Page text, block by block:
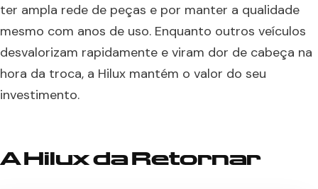
ter ampla rede de peças e por manter a qualidade
mesmo com anos de uso. Enquanto outros veículos
desvalorizam rapidamente e viram dor de cabeça na
hora da troca, a Hilux mantém o valor do seu
investimento.
A Hilux da Retornar